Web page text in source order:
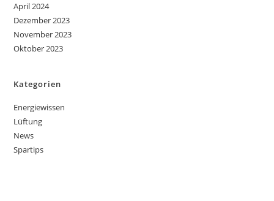
April 2024
Dezember 2023
November 2023
Oktober 2023
Kategorien
Energiewissen
Lüftung
News
Spartips